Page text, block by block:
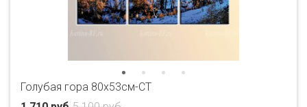
Голубая гора 80x53см-CT